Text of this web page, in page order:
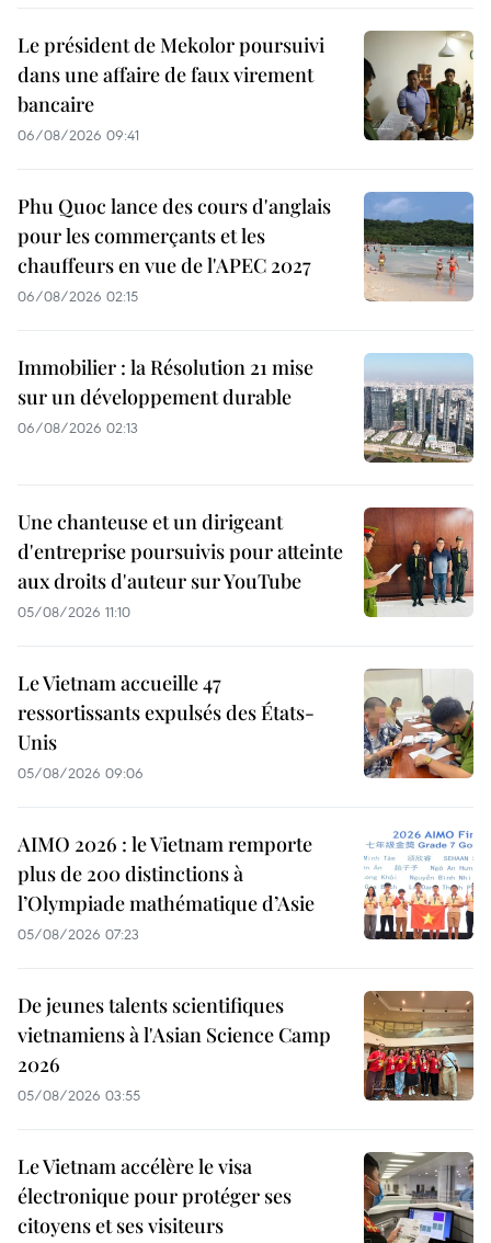
Le président de Mekolor poursuivi
dans une affaire de faux virement
bancaire
06/08/2026 09:41
Phu Quoc lance des cours d'anglais
pour les commerçants et les
chauffeurs en vue de l'APEC 2027
06/08/2026 02:15
Immobilier : la Résolution 21 mise
sur un développement durable
06/08/2026 02:13
Une chanteuse et un dirigeant
d'entreprise poursuivis pour atteinte
aux droits d'auteur sur YouTube
05/08/2026 11:10
Le Vietnam accueille 47
ressortissants expulsés des États-
Unis
05/08/2026 09:06
AIMO 2026 : le Vietnam remporte
plus de 200 distinctions à
l’Olympiade mathématique d’Asie
05/08/2026 07:23
De jeunes talents scientifiques
vietnamiens à l'Asian Science Camp
2026
05/08/2026 03:55
Le Vietnam accélère le visa
électronique pour protéger ses
citoyens et ses visiteurs